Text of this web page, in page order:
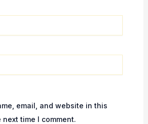
email, and website in this
time I comment.